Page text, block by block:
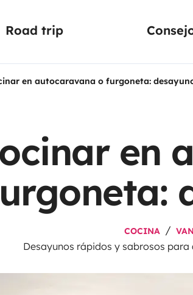
Road trip
en autocaravana o furgoneta:
en
COCINA
Desayunos rápidos y sabrosos